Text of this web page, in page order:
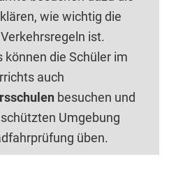
wie wichtig die
ist.
können die Schüler im
auch
besuchen und
Umgebung
üben.